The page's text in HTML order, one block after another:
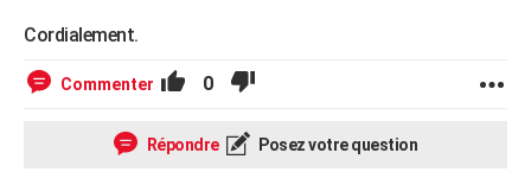
Cordialement.
Commenter 0
Répondre Posez votre question